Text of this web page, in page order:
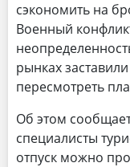
сэкономить на
Военный
рынках
пересмотреть
Об этом
специалисты
отпуск можно